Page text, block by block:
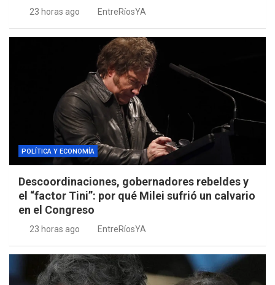
23 horas ago EntreRíosYA
POLÍTICA Y ECONOMÍA
Descoordinaciones, gobernadores rebeldes y
el “factor Tini”: por qué Milei sufrió un calvario
en el Congreso
23 horas ago EntreRíosYA